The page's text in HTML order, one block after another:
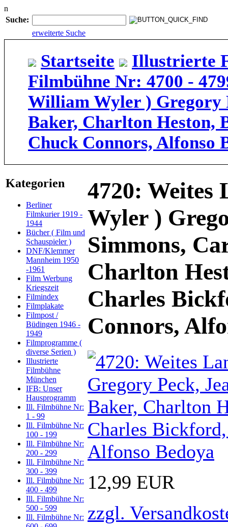
n
Suche:
erweiterte Suche
Startseite
Illustrierte
Filmbühne Nr: 4700 -
William Wyler ) Gregory
Baker, Charlton Heston,
Chuck Connors, Alfonso
Kategorien
Berliner
Filmkurier 1919 -
1944
Bücher ( Film und
Schauspieler )
DNF/Klemmer
Mannheim 1950
-1961
Film Werbung
Kriegszeit
Filmindex
Filmplakate
Filmpost /
Büdingen 1946 -
1949
Filmprogramme (
diverse Serien )
Illustrierte
Filmbühne
München
IFB: Unser
Hausprogramm
Ill. Filmbühne Nr:
1 - 99
Ill. Filmbühne Nr:
100 - 199
Ill. Filmbühne Nr:
200 - 299
Ill. Filmbühne Nr:
300 - 399
Ill. Filmbühne Nr:
400 - 499
Ill. Filmbühne Nr:
500 - 599
Ill. Filmbühne Nr:
4720:
Wyler )
Simmons,
Charlton
Charles
Connors,
12,99 EUR
zzgl.